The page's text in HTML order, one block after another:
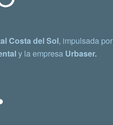
Costa del Sol, impulsada por
y la empresa Urbaser.